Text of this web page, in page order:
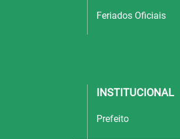
Feriados Oficiais
INSTITUCIONAL
Prefeito